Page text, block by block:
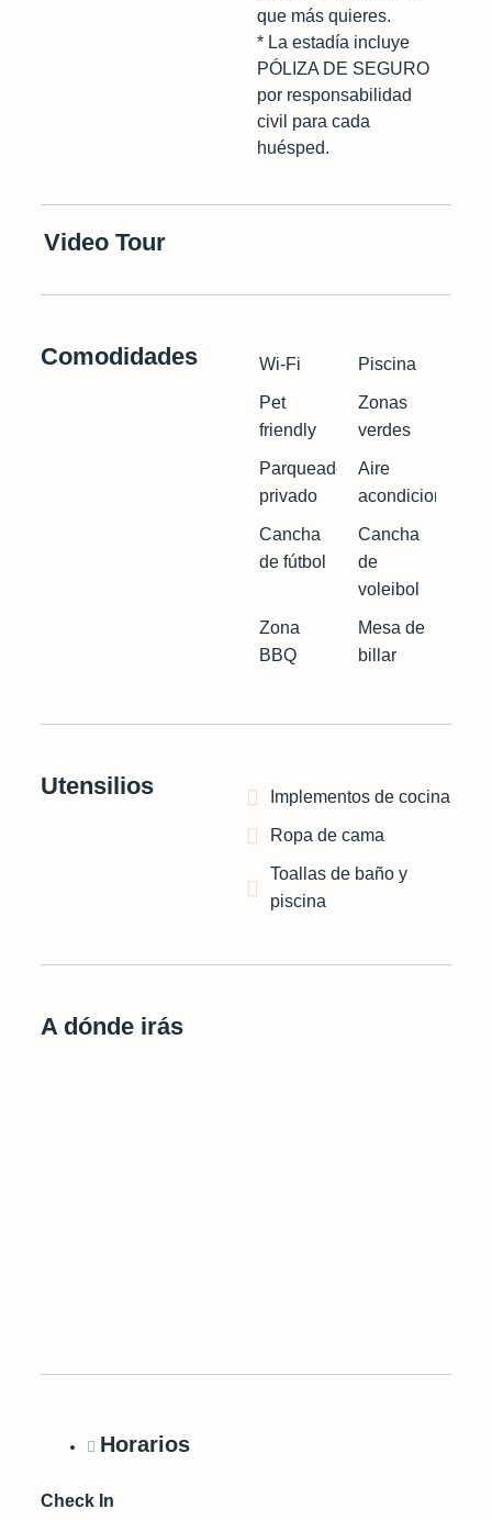
que más quieres.
* La estadía incluye
PÓLIZA DE SEGURO
por responsabilidad
civil para cada
huésped.
Video Tour
Comodidades Wi-Fi Piscina
Pet
friendly
Zonas
verdes
Parqueadero
privado
Aire
acondicionado
Cancha
de fútbol
Cancha
de
voleibol
Zona
BBQ
Mesa de
billar
Utensilios Implementos de cocina
Ropa de cama
Toallas de baño y
piscina
A dónde irás
Horarios
Check In